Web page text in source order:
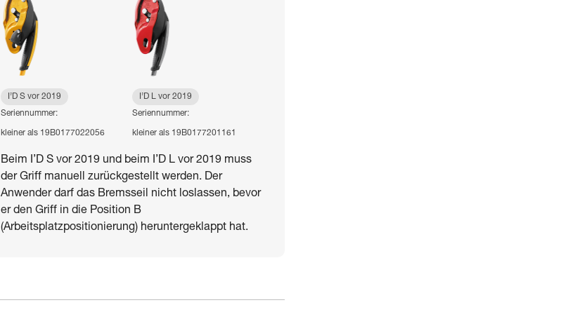
I’D S vor 2019
Seriennummer:
kleiner als 19B0177022056
I’D L vor 2019
Seriennummer:
kleiner als 19B0177201161
Beim I’D S vor 2019 und beim I’D L vor 2019 muss
der Griff manuell zurückgestellt werden. Der
Anwender darf das Bremsseil nicht loslassen, bevor
er den Griff in die Position B
(Arbeitsplatzpositionierung) heruntergeklappt hat.